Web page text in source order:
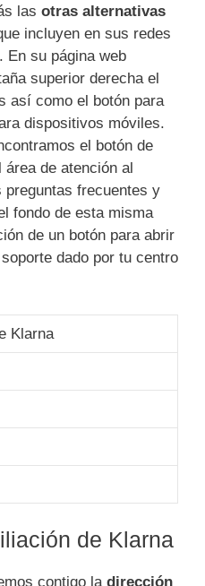
las otras alternativas
incluyen en sus redes
En su página web
superior derecha el
así como el botón para
dispositivos móviles.
el botón de
de atención al
frecuentes y
fondo de esta misma
de un botón para abrir
dado por tu centro
Klarna
de Klarna
contigo la dirección